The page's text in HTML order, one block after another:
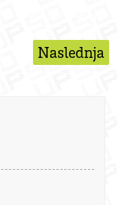
Naslednja